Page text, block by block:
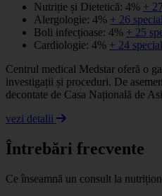
Nutriție și Dietetică: 4% +
Alergologie: 4% + 26
Boli infecțioase: 4% + 25
Cardiologie: 4% + 24
Centrul medical Medstar oferă o
investigații și proceduri. De
decontate de Casa Națională de
vezi detalii
Întrebări frecvente
Ce înseamnă un consult la